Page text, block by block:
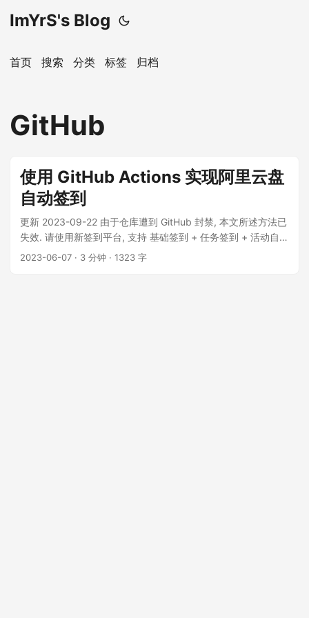
ImYrS's Blog
首页 搜索 分类 标签 归档
GitHub
使用 GitHub Actions 实现阿里云盘
自动签到
更新 2023-09-22 由于仓库遭到 GitHub 封禁, 本文所述方法已
失效. 请使用新签到平台, 支持 基础签到 + 任务签到 + 活动自动
完成. 概述 本文介绍了如何使用 ImYrS/aliyun-auto-signin 项
2023-06-07 · 3 分钟 · 1323 字